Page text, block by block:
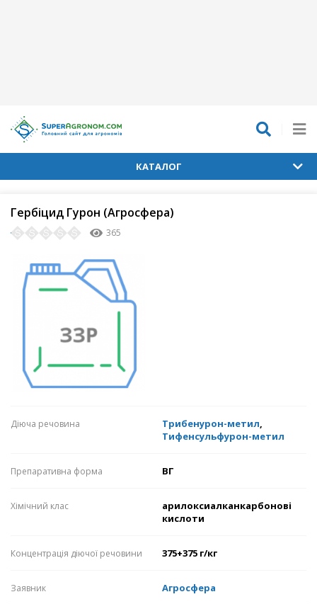
КАТАЛОГ
Гербіцид Гурон (Агросфера)
365
Діюча речовина Трибенурон-метил,
Тифенсульфурон-метил
Препаративна форма ВГ
Хімічний клас
арилоксиалканкарбонові
кислоти
Концентрація діючої речовини 375+375 г/кг
Заявник Агросфера